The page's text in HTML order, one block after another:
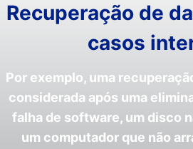
Recuperação de
casos
Por exemplo, uma
considerada após uma
falha de software, um disco
um computador que não